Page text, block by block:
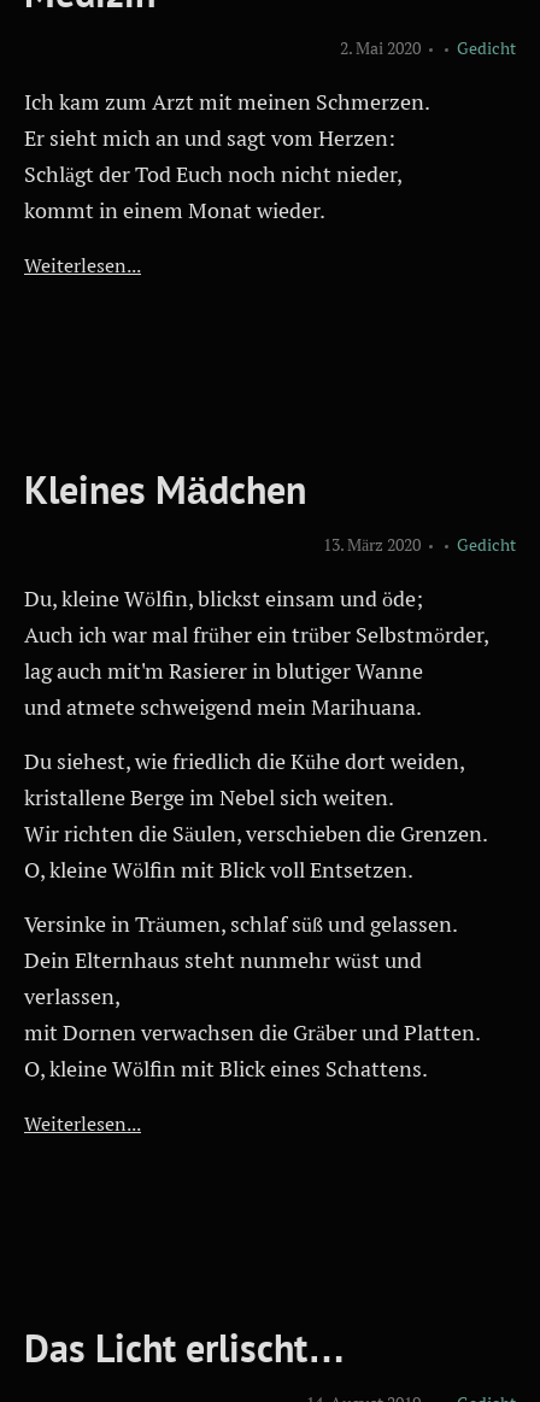
2. Mai 2020 Gedicht
Ich kam zum Arzt mit meinen Schmerzen.
Er sieht mich an und sagt vom Herzen:
Schlägt der Tod Euch noch nicht nieder,
kommt in einem Monat wieder.
Weiterlesen...
Kleines Mädchen
13. März 2020 Gedicht
Du, kleine Wölfin, blickst einsam und öde;
Auch ich war mal früher ein trüber Selbstmörder,
lag auch mit'm Rasierer in blutiger Wanne
und atmete schweigend mein Marihuana.
Du siehest, wie friedlich die Kühe dort weiden,
kristallene Berge im Nebel sich weiten.
Wir richten die Säulen, verschieben die Grenzen.
O, kleine Wölfin mit Blick voll Entsetzen.
Versinke in Träumen, schlaf süß und gelassen.
Dein Elternhaus steht nunmehr wüst und
verlassen,
mit Dornen verwachsen die Gräber und Platten.
O, kleine Wölfin mit Blick eines Schattens.
Weiterlesen...
Das Licht erlischt…